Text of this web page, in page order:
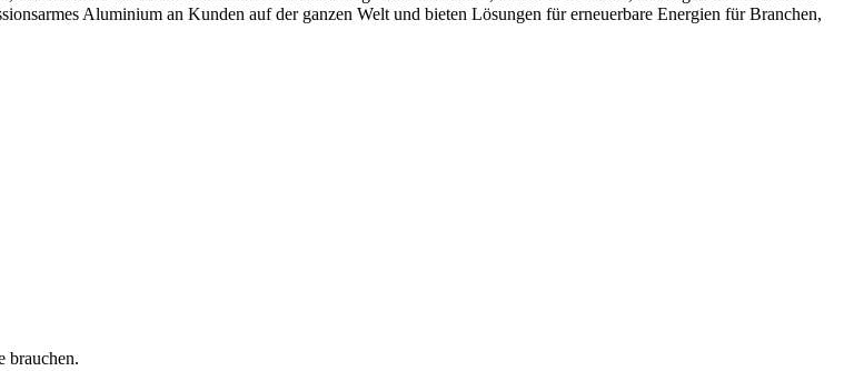
Aluminium an Kunden auf der ganzen Welt und bieten Lösungen für erneuerbare Energien für Branchen,
brauchen.